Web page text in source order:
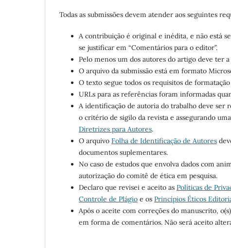
Todas as submissões devem atender aos seguintes
A contribuição é original e inédita, e não está
se justificar em “Comentários para o editor”.
Pelo menos um dos autores do artigo deve ter
O arquivo da submissão está em formato
O texto segue todos os requisitos de
URLs para as referências foram informadas
A identificação de autoria do trabalho deve ser
o critério de sigilo da revista e assegurando
Diretrizes para Autores.
O arquivo Folha de Identificação de Autores
documentos suplementares.
No caso de estudos que envolva dados com
autorização do comitê de ética em pesquisa.
Declaro que revisei e aceito as Políticas de
Controle de Plágio e os Princípios Éticos
Após o aceite com correções do manuscrito,
em forma de comentários. Não será aceito